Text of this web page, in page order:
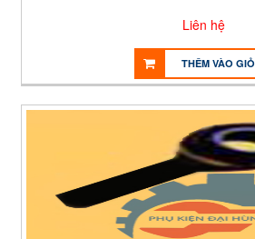
Liên hệ
THÊM VÀO GIỎ